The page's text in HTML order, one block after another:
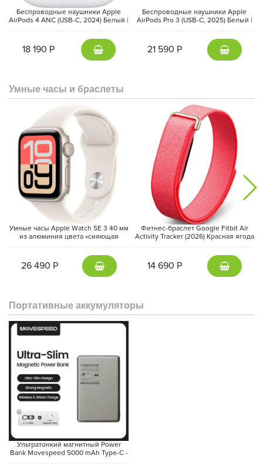
Беспроводные наушники Apple
AirPods 4 ANC (USB-C, 2024) Белый |
18 190 Р
Беспроводные наушники Apple
AirPods Pro 3 (USB-C, 2025) Белый |
21 590 Р
Умные часы и браслеты
Умные часы Apple Watch SE 3 40 мм
из алюминия цвета «сияющая
«сияющая звезда» (S/M)
26 490 Р
Фитнес-браслет Google Fitbit Air
Activity Tracker (2026) Красная ягода
14 690 Р
Портативные аккумуляторы
Ультратонкий магнитный Power
Bank Movespeed 5000 mAh Type-C -